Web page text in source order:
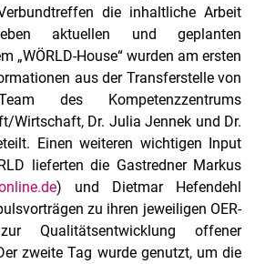
die inhaltliche Arbeit
aktuellen und geplanten
„WÖRLD-House“ wurden am ersten
aus der Transferstelle von
des Kompetenzzentrums
Wirtschaft, Dr. Julia Jennek und Dr.
Einen weiteren wichtigen Input
lieferten die Gastredner Markus
) und Dietmar Hefendehl
zu ihren jeweiligen OER-
Qualitätsentwicklung offener
zweite Tag wurde genutzt, um die